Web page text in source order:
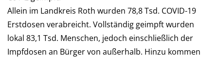
Allein im Landkreis Roth wur­den 78,8 Tsd. COVID-19
Erst­dosen verabreicht. Voll­stän­dig ge­impft wurden
lokal 83,1 Tsd. Men­schen, je­doch ein­schließ­lich der
Impf­do­sen an Bür­ger von außerhalb. Hinzu kommen